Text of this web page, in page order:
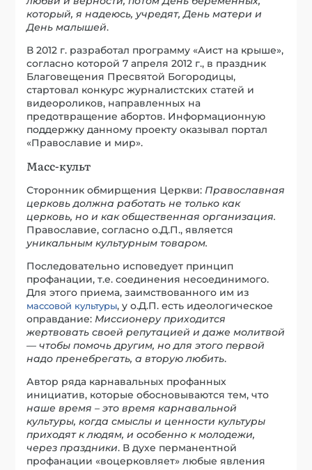
который, я надеюсь, учредят, День матери и
День малышей.
В 2012 г. разработал программу «Аист на крыше»,
согласно которой 7 апреля 2012 г., в праздник
Благовещения Пресвятой Богородицы,
стартовал конкурс журналистских статей и
видеороликов, направленных на
предотвращение абортов. Информационную
поддержку данному проекту оказывал портал
«Православие и мир».
Масс-культ
Сторонник обмирщения Церкви: Православная
церковь должна работать не только как
церковь, но и как общественная организация.
Православие, согласно о.Д.П., является
уникальным культурным товаром.
Последовательно исповедует принцип
профанации, т.е. соединения несоединимого.
Для этого приема, заимствованного им из
массовой культуры, у о.Д.П. есть идеологическое
оправдание: Миссионеру приходится
жертвовать своей репутацией и даже молитвой
— чтобы помочь другим, но для этого первой
надо пренебрегать, а вторую любить.
Автор ряда карнавальных профанных
инициатив, которые обосновываются тем, что
наше время – это время карнавальной
культуры, когда смыслы и ценности культуры
приходят к людям, и особенно к молодежи,
через праздники. В духе перманентной
профанации «воцерковляет» любые явления